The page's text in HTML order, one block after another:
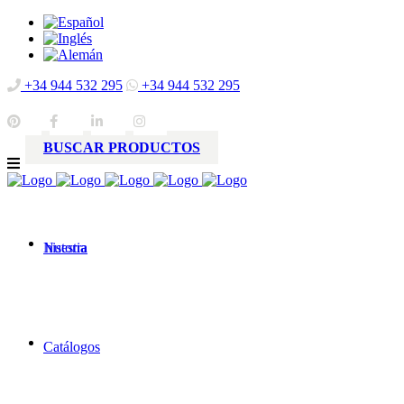
+34 944 532 295 +34 944 532 295
BUSCAR PRODUCTOS
Nuestra
historia
Catálogos